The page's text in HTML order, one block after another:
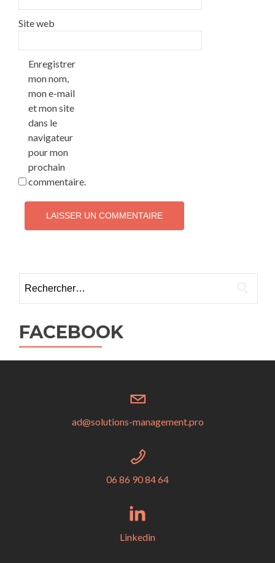
Site web
Enregistrer
mon nom,
mon e-mail
et mon site
dans le
navigateur
pour mon
prochain
commentaire.
FACEBOOK
ad@solutions-management.pro
06 86 90 84 64
Linkedin